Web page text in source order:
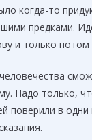
когда-то
предками.
и только потом
Надо только,
поверили в одни